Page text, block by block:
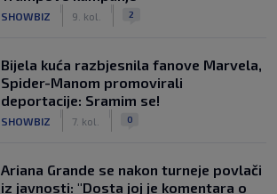
SHOWBIZ 9. kol. 2
Bijela kuća razbjesnila fanove Marvela,
Spider-Manom promovirali
deportacije: Sramim se!
SHOWBIZ 7. kol. 0
Ariana Grande se nakon turneje povlači
iz javnosti: "Dosta joj je komentara o